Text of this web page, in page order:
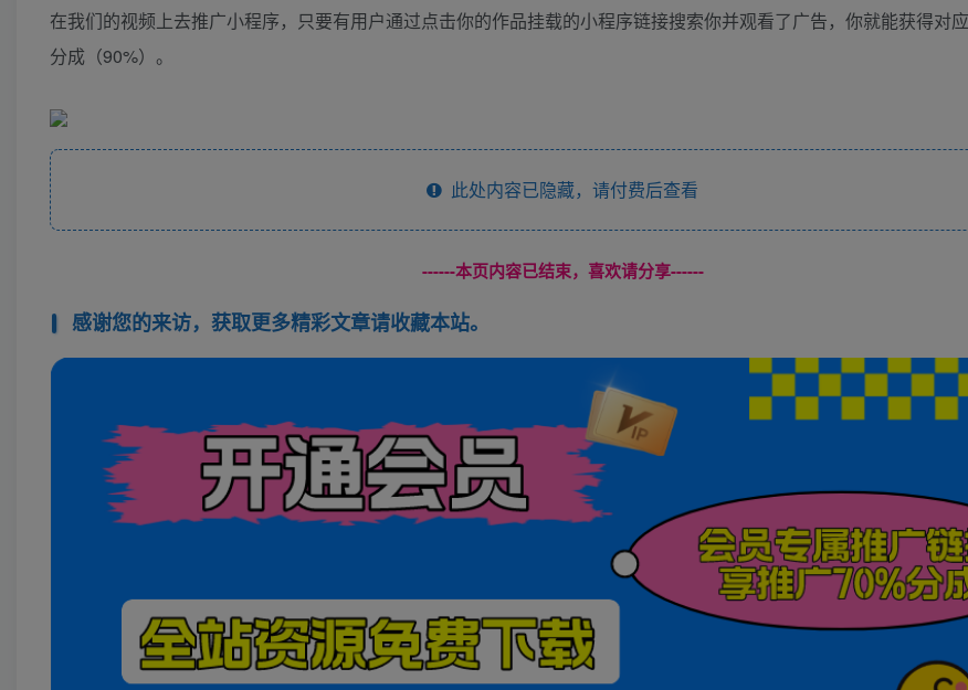
在我们的视频上去推广小程序，只要有用户通过点击你的作品挂载的小程序链接搜索你并观看了广告，你就能获得对
分成（90%）。
此处内容已隐藏，请付费后查看
------本页内容已结束，喜欢请分享------
感谢您的来访，获取更多精彩文章请收藏本站。